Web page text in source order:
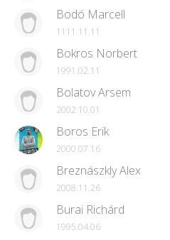
Bodó Marcell
1111.11.11
Bokros Norbert
1991.02.11
Bolatov Arsem
2002.10.01
Boros Erik
2000.07.16
Breznászkly Alex
2008.11.26
Burai Richárd
1995.04.06